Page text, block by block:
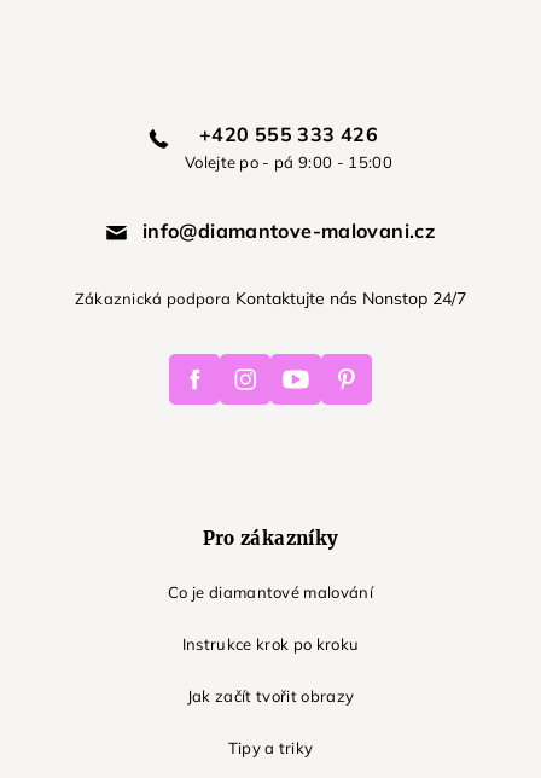
+420 555 333 426
Volejte po - pá 9:00 - 15:00
info@diamantove-malovani.cz
Zákaznická podpora Kontaktujte nás Nonstop 24/7
FacebookInstagramYoutube Pinterest
Pro zákazníky
Co je diamantové malování
Instrukce krok po kroku
Jak začít tvořit obrazy
Tipy a triky